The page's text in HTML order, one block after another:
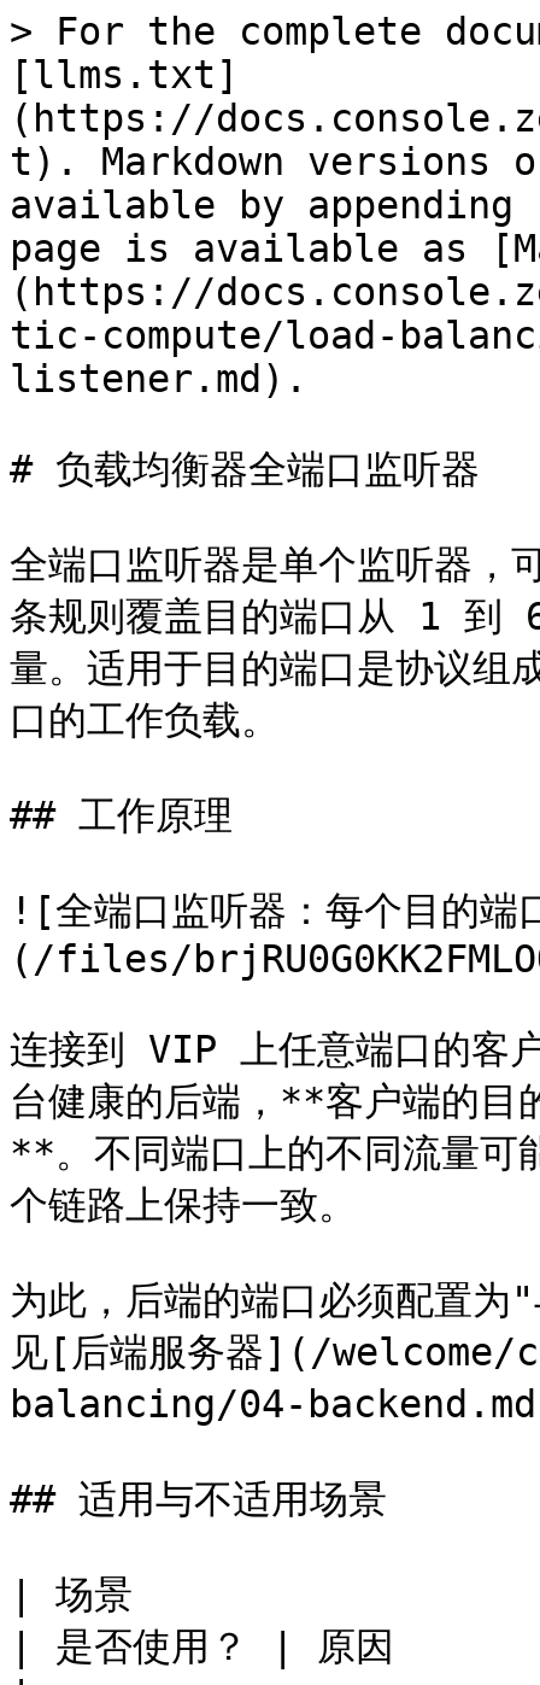
> For the complete
[llms.txt]
(https://
t). Markdown versions
available by
page is available as
(https://
tic-compute/load-
listener.md).
# 负载均衡器全端口监听器
全端口监听器是单个监听器
条规则覆盖目的端口从 1 到
量。适用于目的端口是协议组
口的工作负载。
## 工作原理
![全端口监听器：每个目的端
(/files/
连接到 VIP 上任意端口的客
台健康的后端，**客户端的目
**。不同端口上的不同流量可
个链路上保持一致。
为此，后端的端口必须配置
见[后端服务器](/
balancing/04-
## 适用与不适用场景
| 场景
| 是否使用？ | 原因